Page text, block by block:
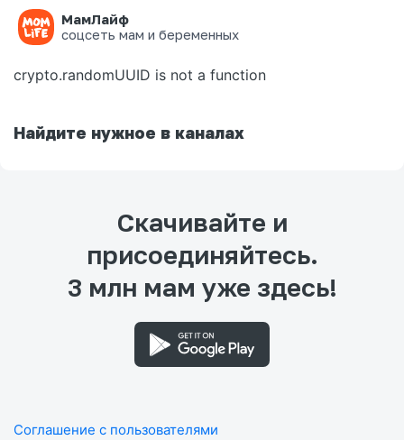
МамЛайф
соцсеть мам и беременных
Ошибка на странице
crypto.randomUUID is not a function
Найдите нужное в каналах
Скачивайте и
присоединяйтесь.
3 млн мам уже здесь!
Соглашение с пользователями